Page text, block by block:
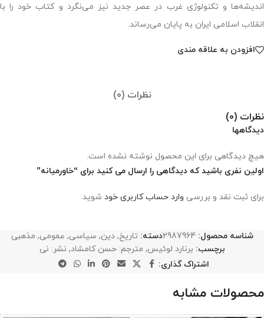
اندیشه‌ها و تکنولوژی غرب در عصر جدید نیز می‌نگرد و کتاب خود را با
انقلاب اسلامی ایران به پایان می‌رساند.
افزودن به علاقه مندی
نظرات (0)
نظرات (0)
دیدگاهها
هیچ دیدگاهی برای این محصول نوشته نشده است.
اولین نفری باشید که دیدگاهی را ارسال می کنید برای “خاورمیانه”
برای ثبت نقد و بررسی وارد حساب کاربری خود شوید.
شناسه محصول:2987964دسته: تاریخ, دین, سیاسی, عمومی, مذهبی
برچسب: برنارد لوئیس, مترجم: حسن کامشاد, نشر: نی
اشتراک گذاری:
محصولات مشابه